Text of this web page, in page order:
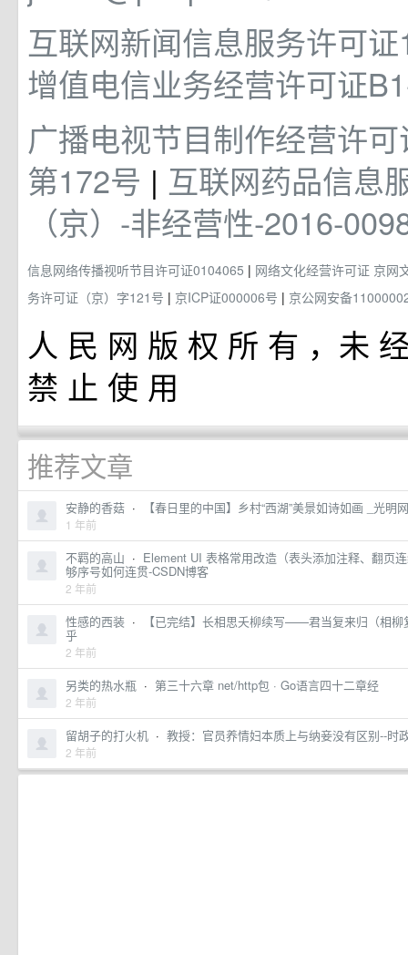
互联网新闻信息服务许可
增值电信业务经营许可证
广播电视节目制作经营许
第172号 | 互联网药品信息
（京）-非经营性-2016-
信息网络传播视听节目许可证0104065 | 网络文化经营许可证 京
务许可证（京）字121号 | 京ICP证000006号 | 京公网安备
人 民 网 版 权 所 有 ，未
禁 止 使 用
推荐文章
安静的香菇 · 【春日里的中国】乡村“西湖”美景如诗如画 _光明网
1 年前
不羁的高山 · Element UI 表格常用改造（表头添加注释、翻页
够序号如何连贯-CSDN博客
2 年前
性感的西装 · 【已完结】长相思夭柳续写——君当复来归（相
乎
2 年前
另类的热水瓶 · 第三十六章 net/http包 · Go语言四十二章经
2 年前
留胡子的打火机 · 教授：官员养情妇本质上与纳妾没有区别--时
2 年前